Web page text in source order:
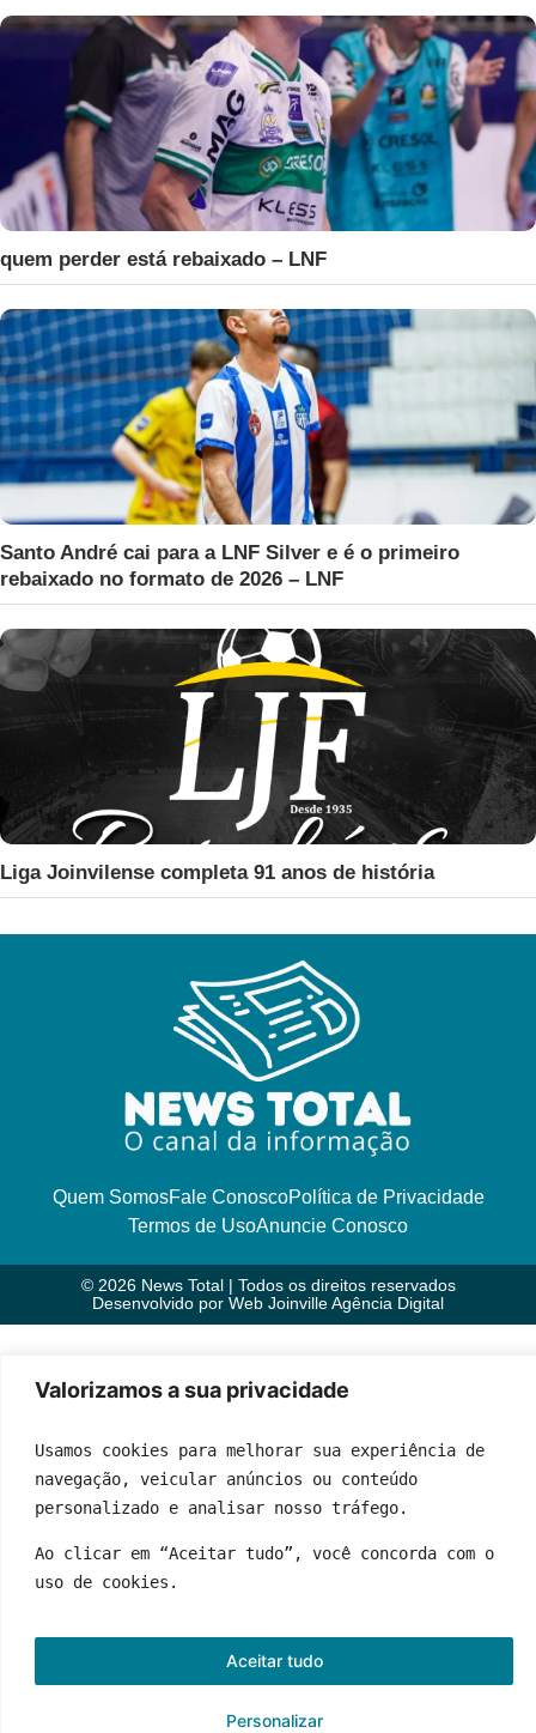
Valorizamos a sua privacidade
Usamos cookies para melhorar sua experiência de
navegação, veicular anúncios ou conteúdo
personalizado e analisar nosso tráfego.
Ao clicar em “Aceitar tudo”, você concorda com o
uso de cookies.
Personalizar
Aceitar tudo
quem perder está rebaixado – LNF
Santo André cai para a LNF Silver e é o primeiro
rebaixado no formato de 2026 – LNF
Liga Joinvilense completa 91 anos de história
Quem SomosFale ConoscoPolítica de Privacidade
Termos de UsoAnuncie Conosco
© 2026 News Total | Todos os direitos reservados
Desenvolvido por Web Joinville Agência Digital